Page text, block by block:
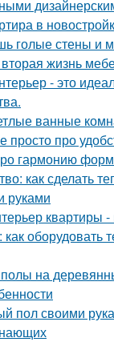
в
голые стены и
жизнь
- это
ванные
просто про
гармонию
как сделать
руками
квартиры -
оборудовать
на
пол своими